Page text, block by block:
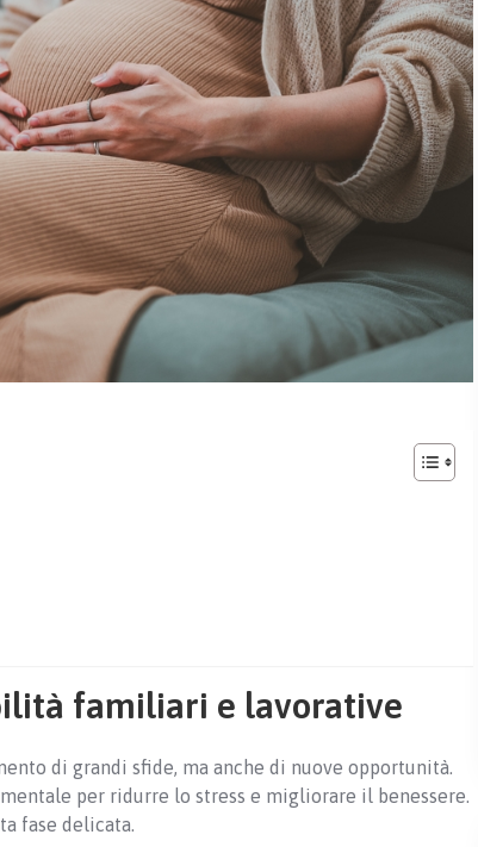
familiari e lavorative
di grandi sfide, ma anche di nuove opportunità.
per ridurre lo stress e migliorare il benessere.
fase delicata.